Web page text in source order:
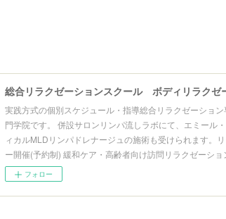
総合リラクゼーションスクール ボディリラクゼ
実践方式の個別スケジュール・指導総合リラクゼーショ
門学院です。 併設サロンリンパ流しラボにて、エミール
ィカルMLDリンパドレナージュの施術も受けられます。
ー開催(予約制) 緩和ケア・高齢者向け訪問リラクゼーショ
フォロー